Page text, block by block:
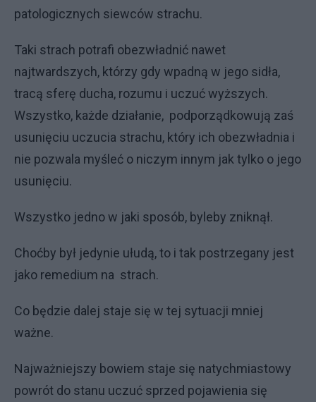
patologicznych siewców strachu.
Taki strach potrafi obezwładnić nawet
najtwardszych, którzy gdy wpadną w jego sidła,
tracą sferę ducha, rozumu i uczuć wyższych.
Wszystko, każde działanie, podporządkowują zaś
usunięciu uczucia strachu, który ich obezwładnia i
nie pozwala myśleć o niczym innym jak tylko o jego
usunięciu.
Wszystko jedno w jaki sposób, byleby zniknął.
Choćby był jedynie ułudą, to i tak postrzegany jest
jako remedium na strach.
Co będzie dalej staje się w tej sytuacji mniej
ważne.
Najważniejszy bowiem staje się natychmiastowy
powrót do stanu uczuć sprzed pojawienia się